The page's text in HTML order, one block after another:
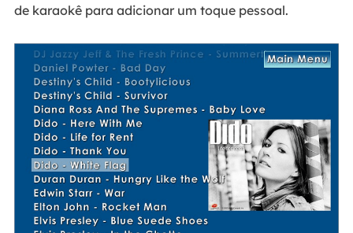
de karaokê para adicionar um toque pessoal.